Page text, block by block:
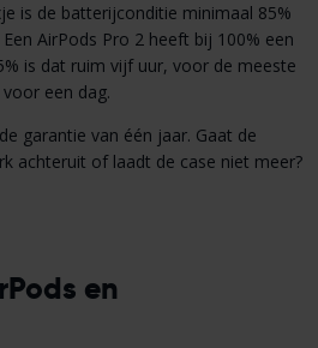
is de batterijconditie minimaal 85%
AirPods Pro 2 heeft bij 100% een
is dat ruim vijf uur, voor de meeste
een dag.
garantie van één jaar. Gaat de
achteruit of laadt de case niet meer?
en